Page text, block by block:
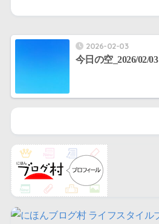
2026-02-03
今日の空_2026/02/03